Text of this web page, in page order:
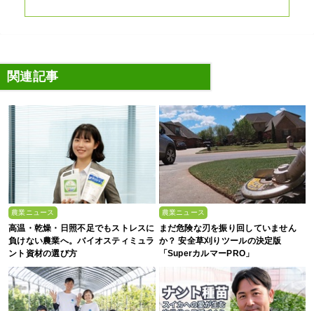
関連記事
農業ニュース
高温・乾燥・日照不足でもストレスに
負けない農業へ。バイオスティミュラ
ント資材の選び方
農業ニュース
まだ危険な刃を振り回していません
か？ 安全草刈りツールの決定版
「SuperカルマーPRO」